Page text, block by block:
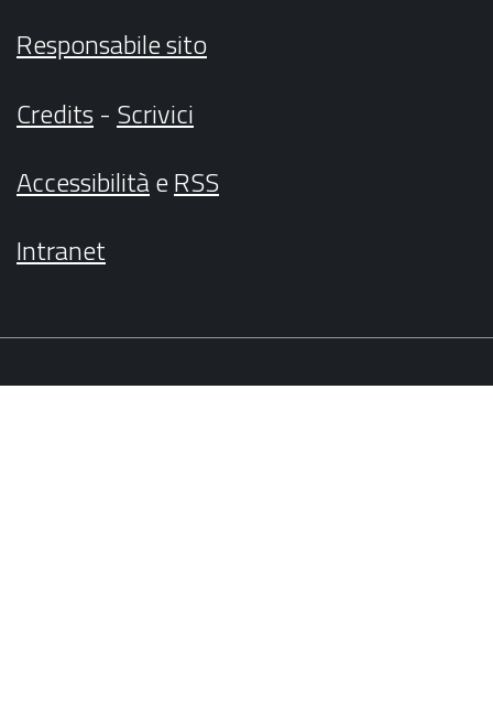
Responsabile sito
Credits- Scrivici
AccessibilitàeRSS
Intranet